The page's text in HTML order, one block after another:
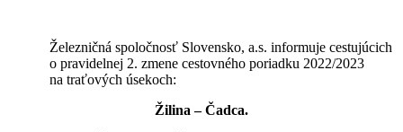
Železničná spoločnosť Slovensko, a.s. informuje cestujúcich
o pravidelnej 2. zmene cestovného poriadku 2022/2023
na traťových úsekoch:
Žilina – Čadca.